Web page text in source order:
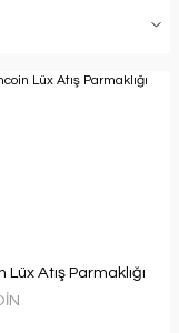
Lüx Atış Parmaklığı